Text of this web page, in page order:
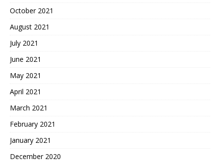
October 2021
August 2021
July 2021
June 2021
May 2021
April 2021
March 2021
February 2021
January 2021
December 2020